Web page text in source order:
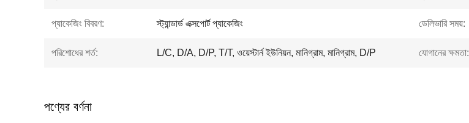
প্যাকেজিং বিবরণ: স্ট্যান্ডার্ড এক্সপোর্ট প্যাকেজিং ডেলিভারি সময়:
পরিশোধের শর্ত: L/C, D/A, D/P, T/T, ওয়েস্টার্ন ইউনিয়ন, মানিগ্রাম, মানিগ্রাম, D/P যোগানের ক্ষমতা:
পণ্যের বর্ণনা